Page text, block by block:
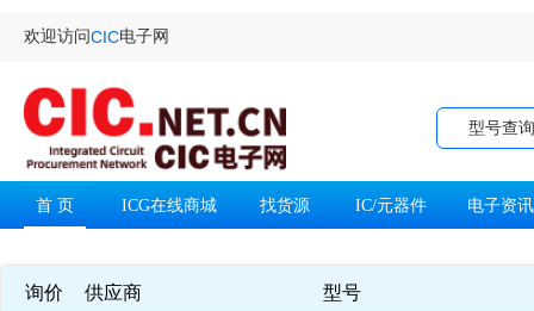
欢迎访问CIC电子网
型号查询
首 页 ICG在线商城 找货源 IC/元器件 电子资
询价 供应商 型号